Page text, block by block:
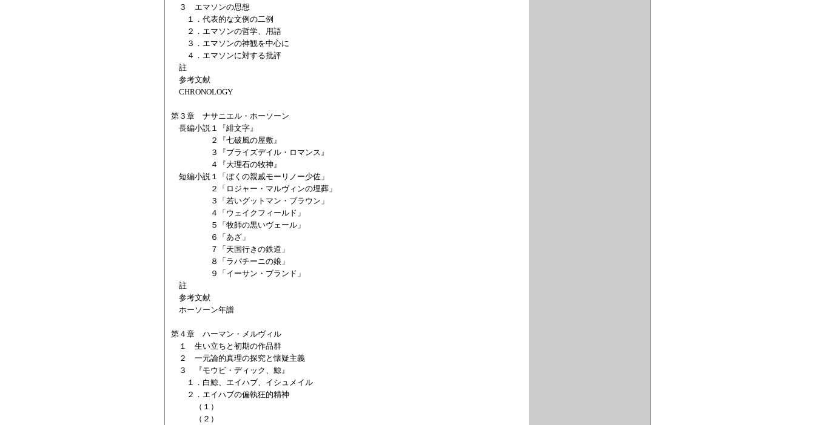
３ エマソンの思想
１．代表的な文例の二例
２．エマソンの哲学、用語
３．エマソンの神観を中心に
４．エマソンに対する批評
註
参考文献
CHRONOLOGY
第３章 ナサニエル・ホーソーン
長編小説１『緋文字』
２『七破風の屋敷』
３『ブライズデイル・ロマンス』
４『大理石の牧神』
短編小説１「ぼくの親戚モーリノー少佐」
２「ロジャー・マルヴィンの埋葬」
３「若いグットマン・ブラウン」
４「ウェイクフィールド」
５「牧師の黒いヴェール」
６「あざ」
７「天国行きの鉄道」
８「ラパチーニの娘」
９「イーサン・ブランド」
註
参考文献
ホーソーン年譜
第４章 ハーマン・メルヴィル
１ 生い立ちと初期の作品群
２ 一元論的真理の探究と懐疑主義
３ 『モウビ・ディック、鯨』
１．白鯨、エイハブ、イシュメイル
２．エイハブの偏執狂的精神
（１）
（２）